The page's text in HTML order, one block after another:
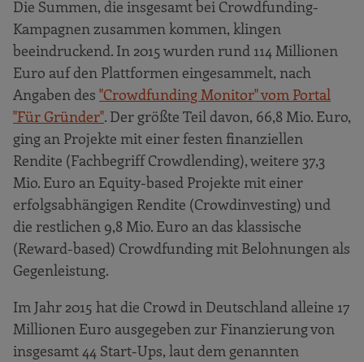
Die Summen, die insgesamt bei Crowdfunding-
Kampagnen zusammen kommen, klingen
beeindruckend. In 2015 wurden rund 114 Millionen
Euro auf den Plattformen eingesammelt, nach
Angaben des "Crowdfunding Monitor" vom Portal
"Für Gründer". Der größte Teil davon, 66,8 Mio. Euro,
ging an Projekte mit einer festen finanziellen
Rendite (Fachbegriff Crowdlending), weitere 37,3
Mio. Euro an Equity-based Projekte mit einer
erfolgsabhängigen Rendite (Crowdinvesting) und
die restlichen 9,8 Mio. Euro an das klassische
(Reward-based) Crowdfunding mit Belohnungen als
Gegenleistung.
Im Jahr 2015 hat die Crowd in Deutschland alleine 17
Millionen Euro ausgegeben zur Finanzierung von
insgesamt 44 Start-Ups, laut dem genannten